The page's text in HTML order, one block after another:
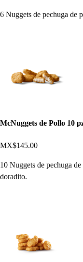
6 Nuggets de pechuga de
McNuggets de Pollo 10
MX$145.00
10 Nuggets de pechuga
doradito.